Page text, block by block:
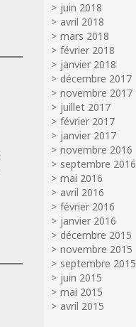
juin 2018
avril 2018
mars 2018
février 2018
janvier 2018
décembre 2017
novembre 2017
juillet 2017
février 2017
janvier 2017
novembre 2016
septembre 2016
mai 2016
avril 2016
février 2016
janvier 2016
décembre 2015
novembre 2015
septembre 2015
juin 2015
mai 2015
avril 2015